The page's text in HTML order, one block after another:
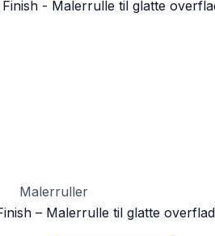
Malerruller
– Malerrulle til glatte